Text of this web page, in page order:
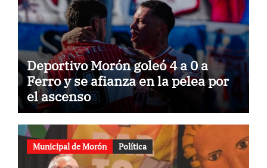
Deportivo Morón goleó 4 a 0 a
Ferro y se afianza en la pelea por
el ascenso
Municipal de Morón Política